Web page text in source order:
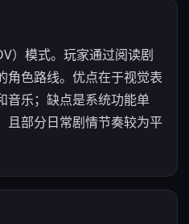
）模式。玩家通过阅读剧
角色路线。优点在于视觉表
音乐；缺点是系统功能单
且部分日常剧情节奏较为平